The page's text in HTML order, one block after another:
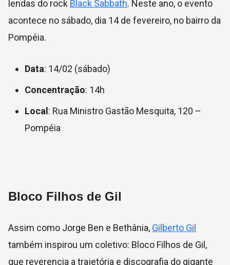
lendas do rock Black Sabbath. Neste ano, o evento
acontece no sábado, dia 14 de fevereiro, no bairro da
Pompéia.
Data: 14/02 (sábado)
Concentração: 14h
Local : Rua Ministro Gastão Mesquita, 120 –
Pompéia
Bloco Filhos de Gil
Assim como Jorge Ben e Bethânia, Gilberto Gil
também inspirou um coletivo: Bloco Filhos de Gil,
que reverencia a trajetória e discografia do gigante